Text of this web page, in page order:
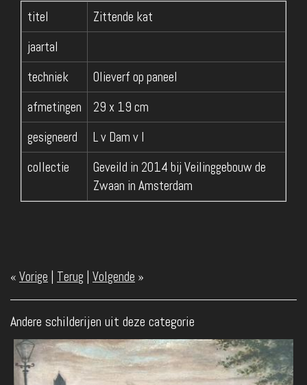
titel
Zittende kat
jaartal
techniek
Olieverf op paneel
afmetingen
29 x 19 cm
gesigneerd
L v Dam v I
collectie
Geveild in 2014 bij Veilinggebouw de
Zwaan in Amsterdam
« Vorige | Terug | Volgende »
Andere schilderijen uit deze categorie